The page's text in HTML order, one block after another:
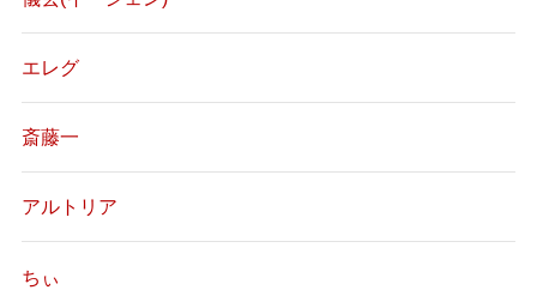
エレグ
斎藤一
アルトリア
ちぃ